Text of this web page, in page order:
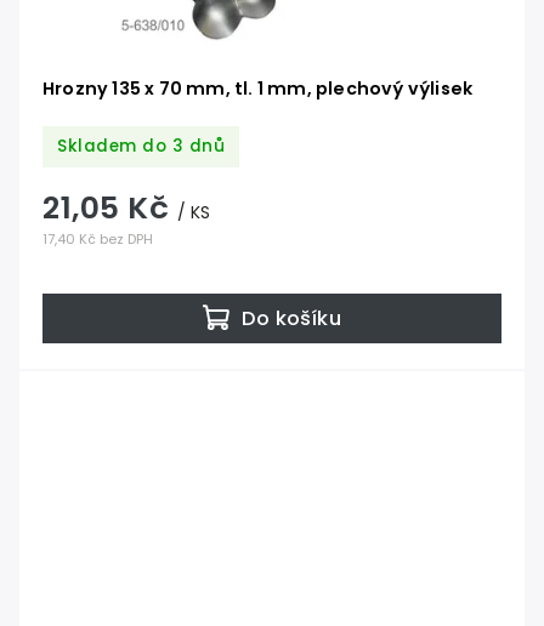
Hrozny 135 x 70 mm, tl. 1 mm, plechový výlisek
Skladem do 3 dnů
17,40 Kč bez DPH
21,05 Kč / KS
Do košíku